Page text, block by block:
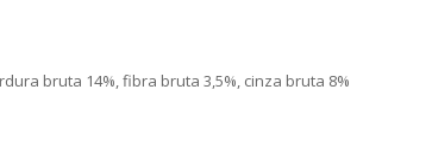
bruta 14%, fibra bruta 3,5%, cinza bruta 8%